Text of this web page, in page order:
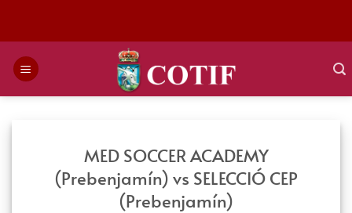
MED SOCCER ACADEMY
(Prebenjamín) vs SELECCIÓ CEP
(Prebenjamín)